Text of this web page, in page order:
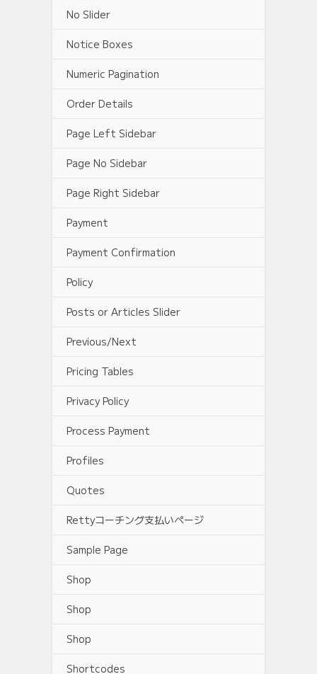
No Slider
Notice Boxes
Numeric Pagination
Order Details
Page Left Sidebar
Page No Sidebar
Page Right Sidebar
Payment
Payment Confirmation
Policy
Posts or Articles Slider
Previous/Next
Pricing Tables
Privacy Policy
Process Payment
Profiles
Quotes
Rettyコーチング支払いページ
Sample Page
Shop
Shop
Shop
Shortcodes